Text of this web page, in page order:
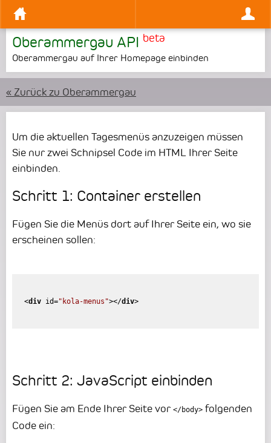
Oberammergau API beta
Oberammergau auf Ihrer Homepage einbinden
« Zurück zu Oberammergau
Um die aktuellen Tagesmenüs anzuzeigen müssen
Sie nur zwei Schnipsel Code im HTML Ihrer Seite
einbinden.
Schritt 1: Container erstellen
Fügen Sie die Menüs dort auf Ihrer Seite ein, wo sie
erscheinen sollen:
<div id="kola-menus"></div>
Schritt 2: JavaScript einbinden
Fügen Sie am Ende Ihrer Seite vor </body> folgenden
Code ein: